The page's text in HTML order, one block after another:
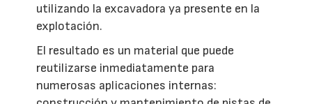
utilizando la excavadora ya presente en la
explotación.
El resultado es un material que puede
reutilizarse inmediatamente para
numerosas aplicaciones internas: